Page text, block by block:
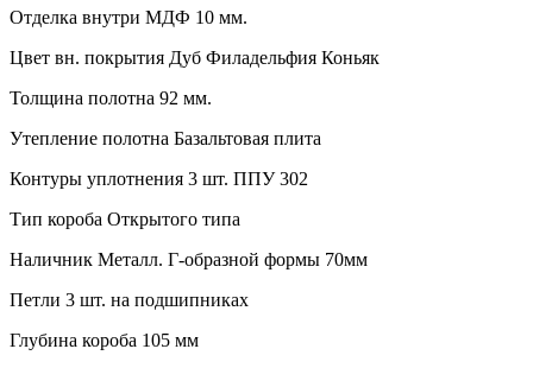
Отделка внутри МДФ 10 мм.
Цвет вн. покрытия Дуб Филадельфия Коньяк
Толщина полотна 92 мм.
Утепление полотна Базальтовая плита
Контуры уплотнения 3 шт. ППУ 302
Тип короба Открытого типа
Наличник Металл. Г-образной формы 70мм
Петли 3 шт. на подшипниках
Глубина короба 105 мм